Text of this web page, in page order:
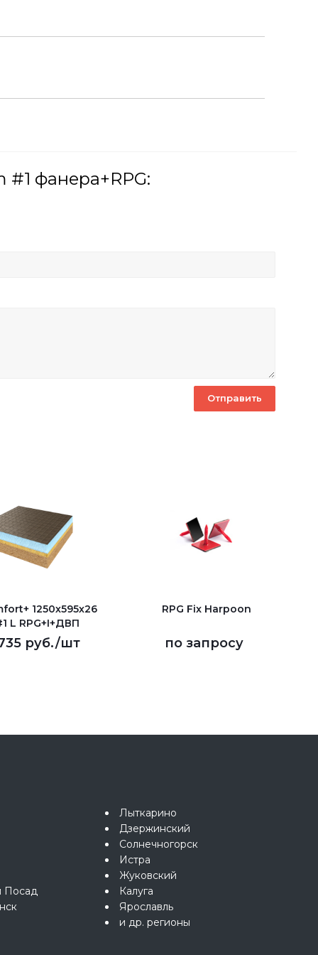
фанера+RPG:
1250х595х26
L RPG+I+ДВП
руб./шт
RPG Fix Harpoon
по запросу
Посад
Лыткарино
Дзержинский
Солнечногорск
Истра
Жуковский
Калуга
Ярославль
и др. регионы